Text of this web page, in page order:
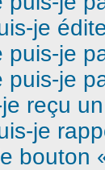
je
puis-je
puis-je
reçu
je
bouton